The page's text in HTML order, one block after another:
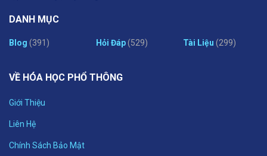
DANH MỤC
Blog (391) Hỏi Đáp(529) Tài Liệu (299)
VỀ HÓA HỌC PHỔ THÔNG
Giới Thiệu
Liên Hệ
Chính Sách Bảo Mật